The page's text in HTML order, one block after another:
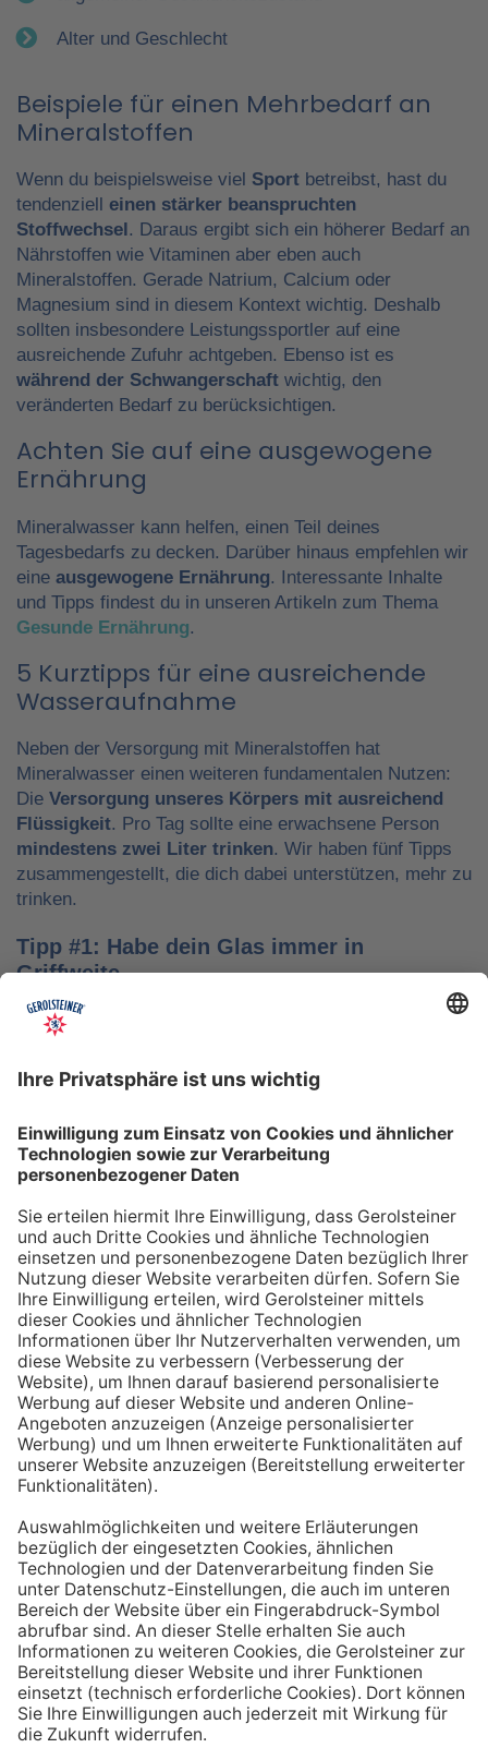
Alter und Geschlecht
Beispiele für einen Mehrbedarf an
Mineralstoffen
Wenn du beispielsweise viel Sport betreibst, hast du
tendenziell einen stärker beanspruchten
Stoffwechsel. Daraus ergibt sich ein höherer Bedarf an
Nährstoffen wie Vitaminen aber eben auch
Mineralstoffen. Gerade Natrium, Calcium oder
Magnesium sind in diesem Kontext wichtig. Deshalb
sollten insbesondere Leistungssportler auf eine
ausreichende Zufuhr achtgeben. Ebenso ist es
während der Schwangerschaft wichtig, den
veränderten Bedarf zu berücksichtigen.
Achten Sie auf eine ausgewogene
Ernährung
Mineralwasser kann helfen, einen Teil deines
Tagesbedarfs zu decken. Darüber hinaus empfehlen wir
eine ausgewogene Ernährung. Interessante Inhalte
und Tipps findest du in unseren Artikeln zum Thema
Gesunde Ernährung.
5 Kurztipps für eine ausreichende
Wasseraufnahme
Neben der Versorgung mit Mineralstoffen hat
Mineralwasser einen weiteren fundamentalen Nutzen:
Die Versorgung unseres Körpers mit ausreichend
Flüssigkeit. Pro Tag sollte eine erwachsene Person
mindestens zwei Liter trinken. Wir haben fünf Tipps
zusammengestellt, die dich dabei unterstützen, mehr zu
trinken.
Tipp #1: Habe dein Glas immer in
Griffweite
Ob bei der Arbeit oder während der Freizeit: Wasser
nicht vergisst. Denke daran, auch unterwegs immer
etwas Wasser dabei zu haben. Kleine PET-Flaschen mit
hinnehmen.
Tipp #2: Trinke direkt nach dem Aufstehen
Über Nacht verliert dein Körper Flüssigkeit. Um gut in
den Tag zu starten, solltest du deshalb direkt nach dem
Aufstehen ein großes Glas Wasser trinken. Stelle dir
zum Beispiel eine Flasche Mineralwasser direkt ans
Bett, damit du dieses kleine Morgenritual sofort
durchführen kannst.
Tipp #3: Vor und während jeder Mahlzeit
ein Glas Wasser trinken
Dadurch verknüpfst du das Trinken mit einem Ereignis.
einer Mahlzeit trinken, unterstützt du außerdem die
Produktion von Verdauungssäften. Zusätzlich fördert
das Trinken während des Essens das Sättigungsgefühl.
Tipp #4: Peppe dein Wasser auf
Wenn dir der Geschmack von purem Mineralwasser
nicht reichen sollte, dann kannst du deine Getränke mit
einfachen Mitteln verfeinern. Mische dir einfach